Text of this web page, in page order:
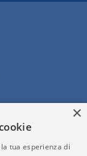
×
tua esperienza di